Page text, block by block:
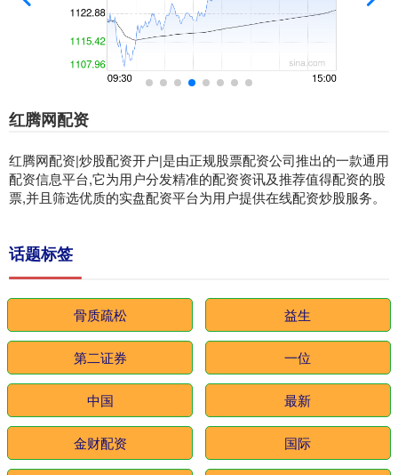
红腾网配资
红腾网配资|炒股配资开户|是由正规股票配资公司推出的一款通用
配资信息平台,它为用户分发精准的配资资讯及推荐值得配资的股
票,并且筛选优质的实盘配资平台为用户提供在线配资炒股服务。
话题标签
骨质疏松 益生
第二证券 一位
中国 最新
金财配资 国际